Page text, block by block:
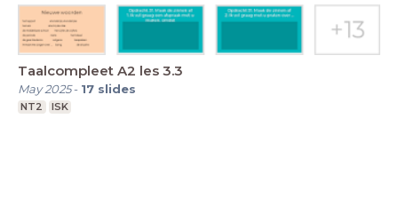
Taalcompleet A2 les 3.3
May 2025- 17 slides
NT2 ISK